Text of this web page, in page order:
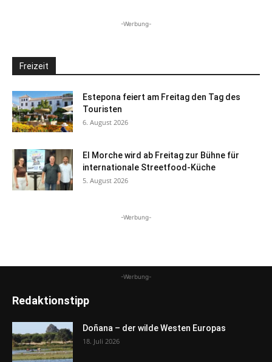
-Werbung-
Freizeit
Estepona feiert am Freitag den Tag des
Touristen
6. August 2026
El Morche wird ab Freitag zur Bühne für
internationale Streetfood-Küche
5. August 2026
-Werbung-
-Werbung-
Redaktionstipp
Doñana – der wilde Westen Europas
18. Juli 2026